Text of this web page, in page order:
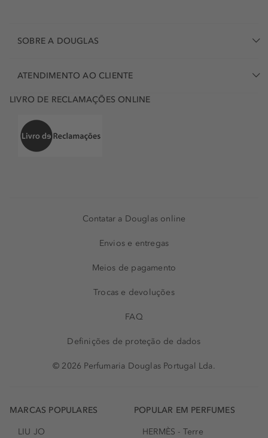
SOBRE A DOUGLAS
ATENDIMENTO AO CLIENTE
LIVRO DE RECLAMAÇÕES ONLINE
Contatar a Douglas online
Envios e entregas
Meios de pagamento
Trocas e devoluções
FAQ
Definições de proteção de dados
© 2026 Perfumaria Douglas Portugal Lda.
MARCAS POPULARES
LIU JO
POPULAR EM PERFUMES
HERMÈS - Terre